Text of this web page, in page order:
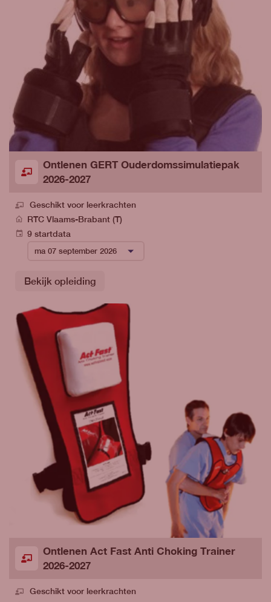
Ontlenen GERT Ouderdomssimulatiepak
2026-2027
Geschikt voor leerkrachten
RTC Vlaams-Brabant (T)
9 startdata
Bekijk opleiding
Ontlenen Act Fast Anti Choking Trainer
2026-2027
Geschikt voor leerkrachten